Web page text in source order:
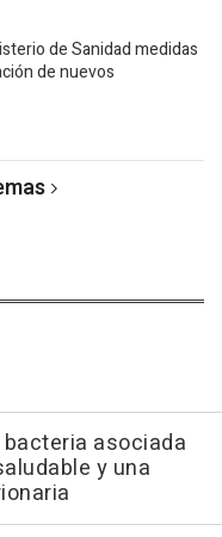
de Sanidad medidas
de nuevos
asociada
y una